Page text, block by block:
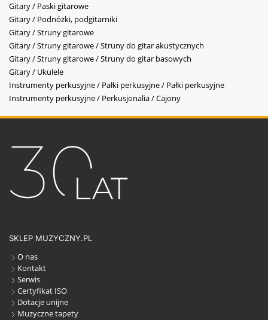
Gitary / Paski gitarowe
Gitary / Podnóżki, podgitarniki
Gitary / Struny gitarowe
Gitary / Struny gitarowe / Struny do gitar akustycznych
Gitary / Struny gitarowe / Struny do gitar basowych
Gitary / Ukulele
Instrumenty perkusyjne / Pałki perkusyjne / Pałki perkusyjne
Instrumenty perkusyjne / Perkusjonalia / Cajony
SKLEP MUZYCZNY.PL
O nas
Kontakt
Serwis
Certyfikat ISO
Dotacje unijne
Muzyczne tapety